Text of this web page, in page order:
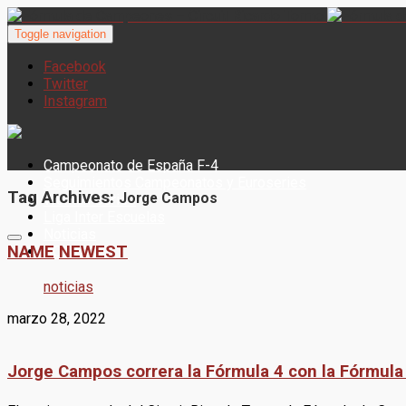
Toggle navigation
Facebook
Twitter
Instagram
Campeonato de España F-4
Woman Series
CONTACTO
Tag Archives: Jorge Campos
NAME NEWEST
noticias
marzo 28, 2022
Jorge Campos correra la Fórmula 4 con la